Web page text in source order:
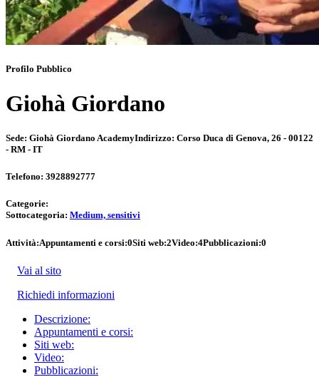
Profilo Pubblico
Giohà Giordano
Sede: Giohà Giordano AcademyIndirizzo: Corso Duca di Genova, 26 - 00122
- RM - IT
Telefono: 3928892777
Categorie:
Sottocategoria: Medium, sensitivi
Attività:Appuntamenti e corsi:0Siti web:2Video:4Pubblicazioni:0
Vai al sito
Richiedi informazioni
Descrizione:
Appuntamenti e corsi:
Siti web:
Video:
Pubblicazioni: